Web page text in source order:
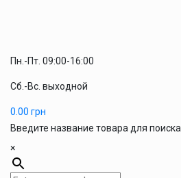
Пн.-Пт. 09:00-16:00
Сб.-Вс. выходной
0.00 грн
Введите название товара для поиска
×